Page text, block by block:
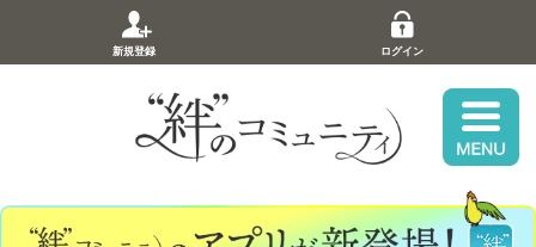
新規登録 ログイン